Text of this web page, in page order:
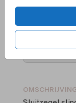
Ruime
Voor